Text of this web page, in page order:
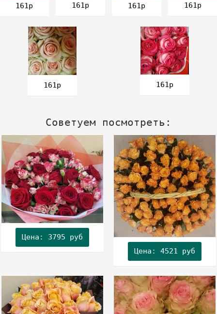
161р 161р 161р 161р
161р 161р
Советуем посмотреть:
Цена: 3795 руб
Цена: 4521 руб